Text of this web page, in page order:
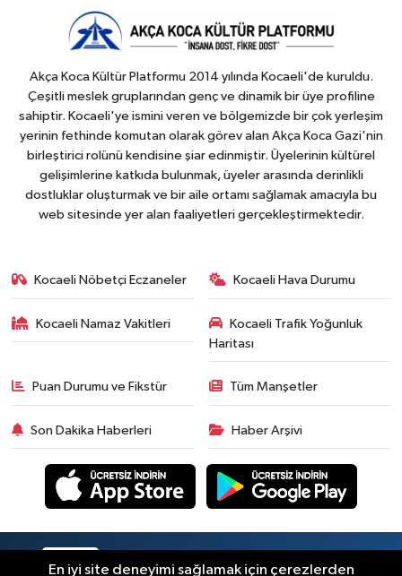
Akça Koca Kültür Platformu 2014 yılında Kocaeli'de kuruldu.
Çeşitli meslek gruplarından genç ve dinamik bir üye profiline
sahiptir. Kocaeli'ye ismini veren ve bölgemizde bir çok yerleşim
yerinin fethinde komutan olarak görev alan Akça Koca Gazi'nin
birleştirici rolünü kendisine şiar edinmiştir. Üyelerinin kültürel
gelişimlerine katkıda bulunmak, üyeler arasında derinlikli
dostluklar oluşturmak ve bir aile ortamı sağlamak amacıyla bu
web sitesinde yer alan faaliyetleri gerçekleştirmektedir.
Kocaeli Nöbetçi Eczaneler Kocaeli Hava Durumu
Kocaeli Namaz Vakitleri
Kocaeli Trafik Yoğunluk
Haritası
Puan Durumu ve Fikstür Tüm Manşetler
Son Dakika Haberleri Haber Arşivi
En iyi site deneyimi sağlamak için çerezlerden